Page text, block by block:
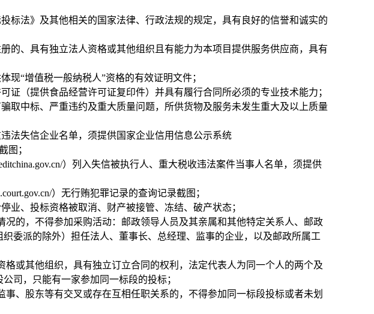
标法》及其他相关的国家法律、行政法规的规定，具有良好的信誉和诚实的
的、具有独立法人资格或其他组织且有能力为本项目提供服务供应商，具有
现“增值税一般纳税人”资格的有效证明文件；
证（提供食品经营许可证复印件）并具有履行合同所必须的专业技术能力；
取中标、严重违约及重大质量问题，所供货物及服务未发生重大及以上质量
法失信企业名单，须提供国家企业信用信息公示系统
图；
）列入失信被执行人、重大税收违法案件当事人名单，须提供
）无行贿犯罪记录的查询记录截图；
业、投标资格被取消、财产被接管、冻结、破产状态；
况的，不得参加采购活动：邮政领导人员及其亲属和其他特定关系人、邮政
委派的除外）担任法人、董事长、总经理、监事的企业，以及邮政所属工
格或其他组织，具有独立订立合同的权利，法定代表人为同一个人的两个及
司，只能有一家参加同一标段的投标；
事、股东等有交叉或存在互相任职关系的，不得参加同一标段投标或者未划